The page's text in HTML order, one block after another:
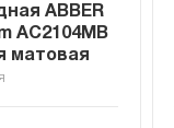
ABBER
AC2104MB
матовая